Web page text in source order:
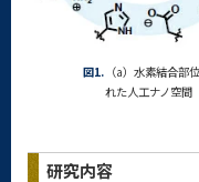
図1. （a）水素結合部
れた人工ナノ空間
研究内容